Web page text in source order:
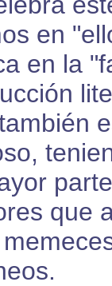
en
en la
que